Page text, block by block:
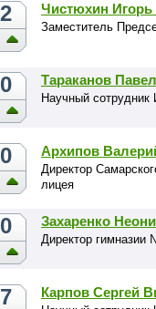
Чистюхин
Заместитель
Тараканов
Научный
Архипов
Директор
лицея
Захаренко
Директор гимназии
Карпов Сергей